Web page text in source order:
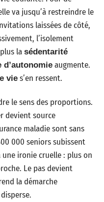
va jusqu’à restreindre le
laissées de côté,
l’isolement
la sédentarité
d’autonomie augmente.
vie s’en ressent.
le sens des proportions.
devient source
maladie sont sans
000 seniors subissent
une ironie cruelle : plus on
Le pas devient
la démarche